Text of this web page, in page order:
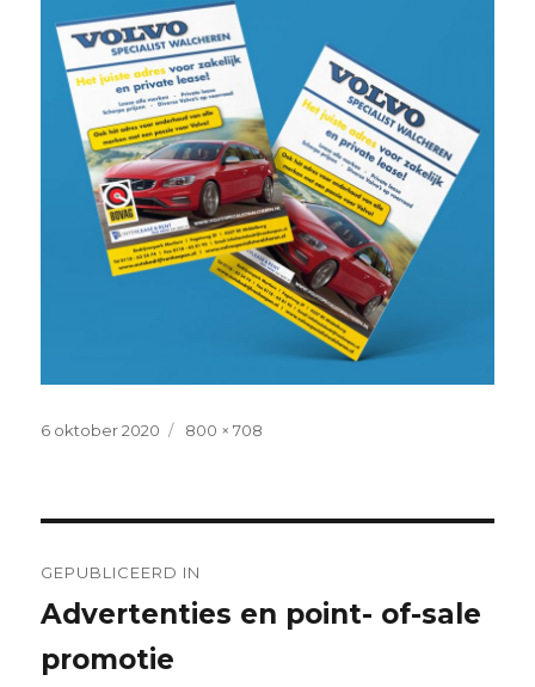
Geplaatst
6 oktober 2020
Volledige
800 × 708
navigatie
GEPUBLICEERD IN
Advertenties en point- of-sale
promotie